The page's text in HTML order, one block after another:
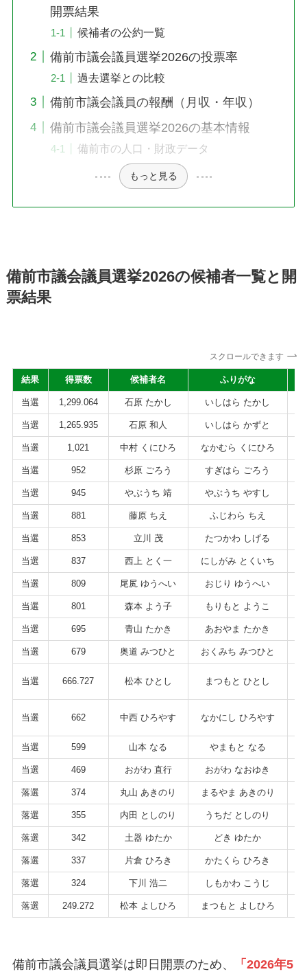
開票結果
候補者の公約一覧
備前市議会議員選挙2026の投票率
過去選挙との比較
備前市議会議員の報酬（月収・年収）
備前市議会議員選挙2026の基本情報
備前市の人口・財政データ
もっと見る
備前市議会議員選挙2026の候補者一覧と開
票結果
スクロールできます
結果 得票数 候補者名 ふりがな
当選 1,299.064 石原 たかし いしはら たかし
当選 1,265.935 石原 和人 いしはら かずと
当選 1,021 中村 くにひろ なかむら くにひろ
当選 952 杉原 ごろう すぎはら ごろう
当選 945 やぶうち 靖 やぶうち やすし
当選 881 藤原 ちえ ふじわら ちえ
当選 853 立川 茂 たつかわ しげる
当選 837 西上 とく一 にしがみ とくいち
当選 809 尾㞍 ゆうへい おじり ゆうへい
当選 801 森本 よう子 もりもと ようこ
当選 695 青山 たかき あおやま たかき
当選 679 奥道 みつひと おくみち みつひと
当選 666.727 松本 ひとし まつもと ひとし
当選 662 中西 ひろやす なかにし ひろやす
当選 599 山本 なる やまもと なる
当選 469 おがわ 直行 おがわ なおゆき
落選 374 丸山 あきのり まるやま あきのり
落選 355 内田 としのり うちだ としのり
落選 342 土器 ゆたか どき ゆたか
落選 337 片倉 ひろき かたくら ひろき
落選 324 下川 浩二 しもかわ こうじ
落選 249.272 松本 よしひろ まつもと よしひろ
備前市議会議員選挙は即日開票のため、 「2026年5